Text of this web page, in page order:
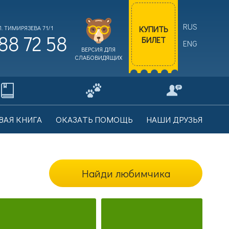
ТИМИРЯЗЕВА 71/1
72 58
ВЕРСИЯ ДЛЯ
СЛАБОВИДЯЩИХ
RUS
ENG
КУПИТЬ
БИЛЕТ
КНИГА ОКАЗАТЬ ПОМОЩЬ НАШИ ДРУЗЬЯ
Найди любимчика